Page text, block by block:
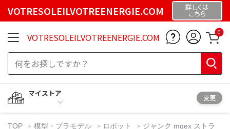
VOTRESOLEILVOTREENERGIE.COM 詳しくは
こちら
VOTRESOLEILVOTREENERGIE.COM 0
マイストア
変更
TOP 模型・プラモデル ロボット
ジャンク mgex ストラ